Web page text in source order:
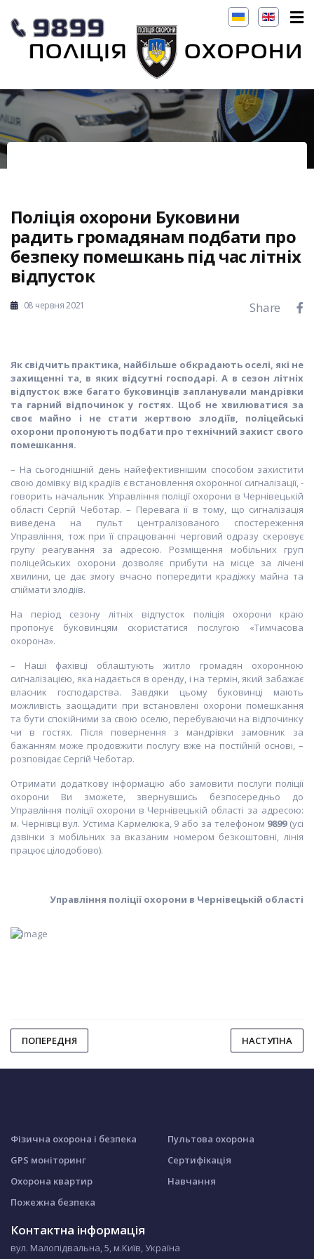
Поліція охорони Буковини
радить громадянам подбати про
безпеку помешкань під час літніх
відпусток
08 червня 2021 Share
Як свідчить практика, найбільше обкрадають оселі, які не
захищенні та, в яких відсутні господарі. А в сезон літніх
відпусток вже багато буковинців запланували мандрівки
та гарний відпочинок у гостях. Щоб не хвилюватися за
своє майно і не стати жертвою злодіїв, поліцейські
охорони пропонують подбати про технічний захист свого
помешкання.
– На сьогоднішній день найефективнішим способом захистити
свою домівку від крадіїв є встановлення охоронної сигналізації, -
говорить начальник Управління поліції охорони в Чернівецькій
області Сергій Чеботар. – Перевага її в тому, що сигналізація
виведена на пульт централізованого спостереження
Управління, тож при її спрацюванні черговий одразу скеровує
групу реагування за адресою. Розміщення мобільних груп
поліцейських охорони дозволяє прибути на місце за лічені
хвилини, це дає змогу вчасно попередити крадіжку майна та
спіймати злодіїв.
На період сезону літніх відпусток поліція охорони краю
пропонує буковинцям скористатися послугою «Тимчасова
охорона».
– Наші фахівці облаштують житло громадян охоронною
сигналізацією, яка надається в оренду, і на термін, який забажає
власник господарства. Завдяки цьому буковинці мають
можливість заощадити при встановлені охорони помешкання
та бути спокійними за свою оселю, перебуваючи на відпочинку
чи в гостях. Після повернення з мандрівки замовник за
бажанням може продовжити послугу вже на постійній основі, –
розповідає Сергій Чеботар.
Отримати додаткову інформацію або замовити послуги поліції
охорони Ви зможете, звернувшись безпосередньо до
Управління поліції охорони в Чернівецькій області за адресою:
м. Чернівці вул. Устима Кармелюка, 9 або за телефоном 9899 (усі
дзвінки з мобільних за вказаним номером безкоштовні, лінія
працює цілодобово).
Управління поліції охорони в Чернівецькій області
ПОПЕРЕДНЯ НАСТУПНА
Фізична охорона і безпека
GPS моніторинг
Охорона квартир
Пожежна безпека
Пультова охорона
Сертифікація
Навчання
Контактна інформація
вул. Малопідвальна, 5, м.Київ, Україна